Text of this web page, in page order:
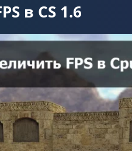
в CS 1.6